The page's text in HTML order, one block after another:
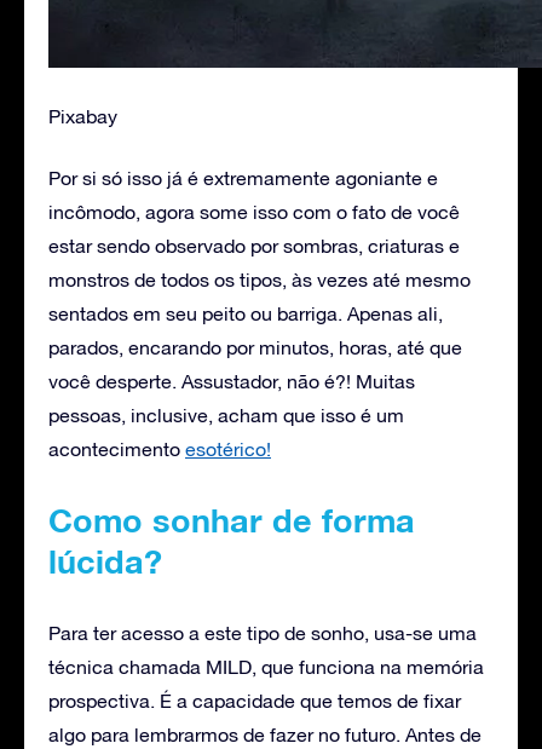
Pixabay
Por si só isso já é extremamente agoniante e
incômodo, agora some isso com o fato de você
estar sendo observado por sombras, criaturas e
monstros de todos os tipos, às vezes até mesmo
sentados em seu peito ou barriga. Apenas ali,
parados, encarando por minutos, horas, até que
você desperte. Assustador, não é?! Muitas
pessoas, inclusive, acham que isso é um
acontecimento esotérico!
Como sonhar de forma
lúcida?
Para ter acesso a este tipo de sonho, usa-se uma
técnica chamada MILD, que funciona na memória
prospectiva. É a capacidade que temos de fixar
algo para lembrarmos de fazer no futuro. Antes de